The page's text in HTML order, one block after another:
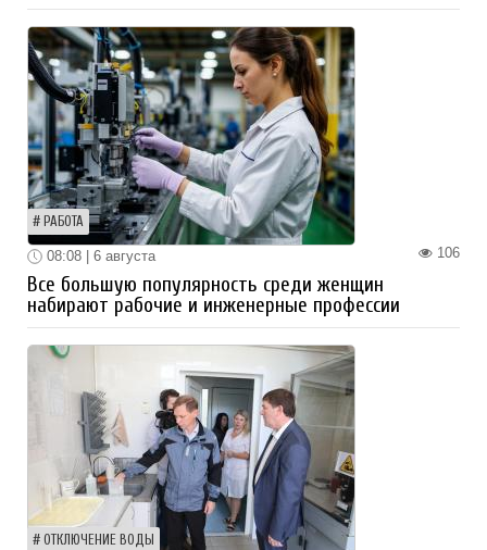
РАБОТА
106
08:08 | 6 августа
Все большую популярность среди женщин
набирают рабочие и инженерные профессии
ОТКЛЮЧЕНИЕ ВОДЫ